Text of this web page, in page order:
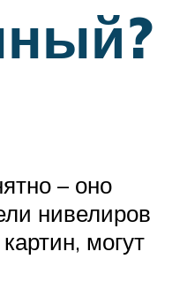
– оно
нивелиров
могут